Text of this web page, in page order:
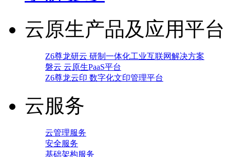
云原生产品及应用平台
Z6尊龙研云 研制一体化工业互联网解决方案
磐云 云原生PaaS平台
Z6尊龙云印 数字化文印管理平台
云服务
云管理服务
安全服务
基础架构服务